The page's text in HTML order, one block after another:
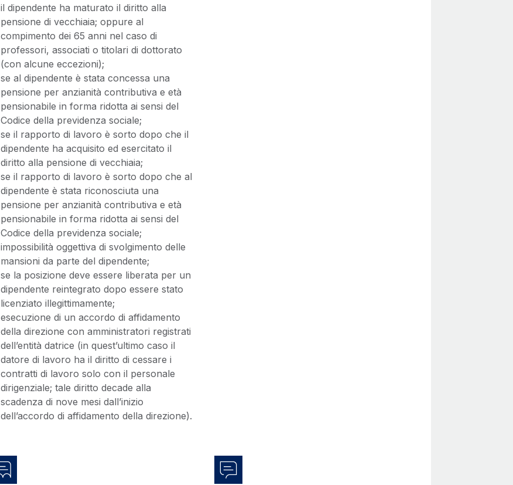
il dipendente ha maturato il diritto alla
pensione di vecchiaia; oppure al
compimento dei 65 anni nel caso di
professori, associati o titolari di dottorato
(con alcune eccezioni);
se al dipendente è stata concessa una
pensione per anzianità contributiva e età
pensionabile in forma ridotta ai sensi del
Codice della previdenza sociale;
se il rapporto di lavoro è sorto dopo che il
dipendente ha acquisito ed esercitato il
diritto alla pensione di vecchiaia;
se il rapporto di lavoro è sorto dopo che al
dipendente è stata riconosciuta una
pensione per anzianità contributiva e età
pensionabile in forma ridotta ai sensi del
Codice della previdenza sociale;
impossibilità oggettiva di svolgimento delle
mansioni da parte del dipendente;
se la posizione deve essere liberata per un
dipendente reintegrato dopo essere stato
licenziato illegittimamente;
esecuzione di un accordo di affidamento
della direzione con amministratori registrati
dell’entità datrice (in quest’ultimo caso il
datore di lavoro ha il diritto di cessare i
contratti di lavoro solo con il personale
dirigenziale; tale diritto decade alla
scadenza di nove mesi dall’inizio
dell’accordo di affidamento della direzione).